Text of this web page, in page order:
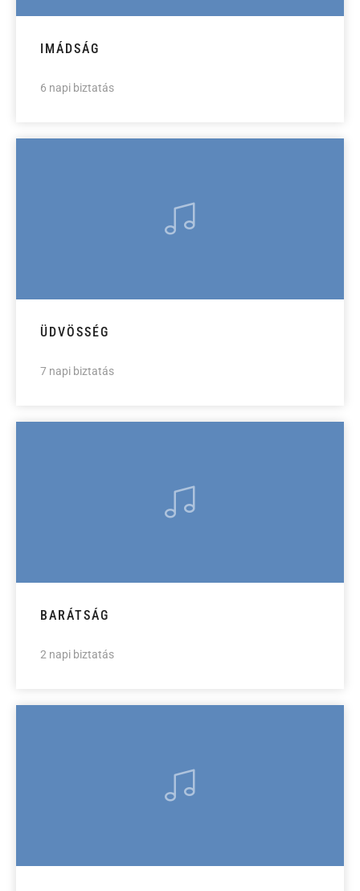
IMÁDSÁG
6 napi biztatás
ÜDVÖSSÉG
7 napi biztatás
BARÁTSÁG
2 napi biztatás